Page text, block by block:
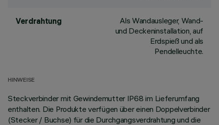
Verdrahtung
Als Wandausleger, Wand-
und Deckeninstallation, auf
Erdspieß und als
Pendelleuchte.
HINWEISE
Steckverbinder mit Gewindemutter IP68 im Lieferumfang
enthalten. Die Produkte verfügen über einen Doppelverbinder
(Stecker / Buchse) für die Durchgangsverdrahtung und die